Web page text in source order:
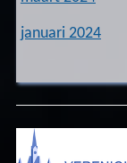
januari 2024